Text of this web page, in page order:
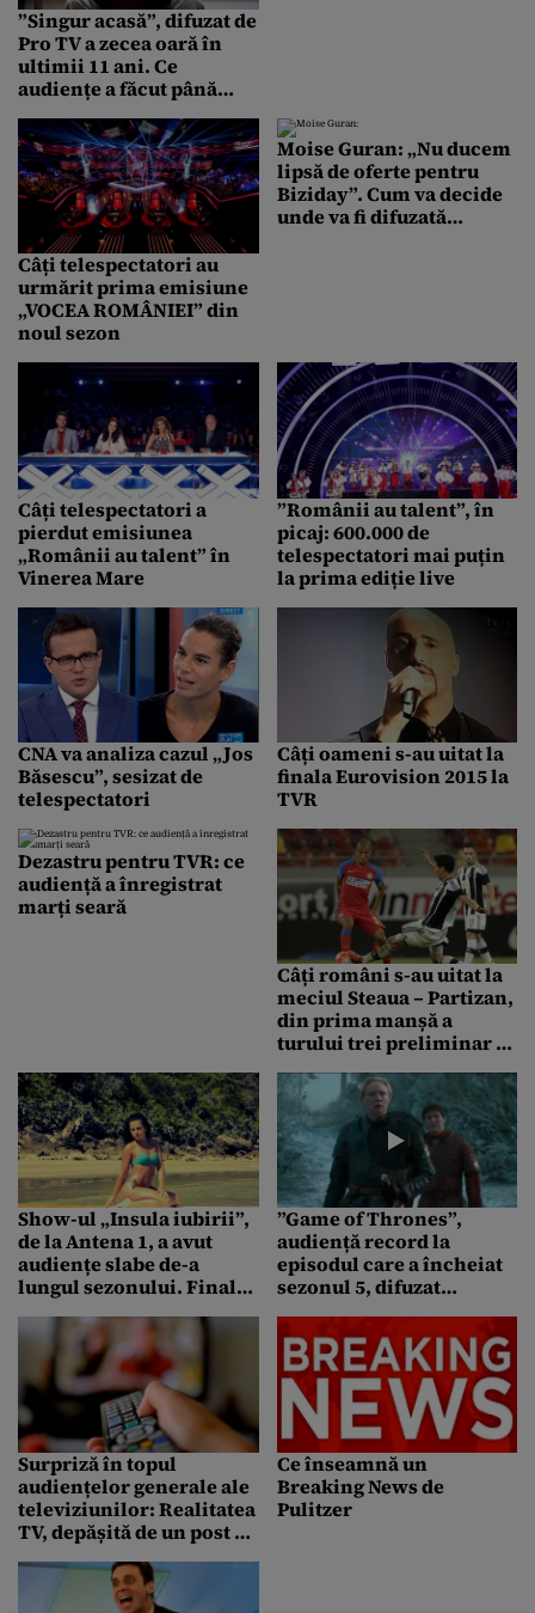
”Singur acasă”, difuzat de
Pro TV a zecea oară în
ultimii 11 ani. Ce
audiențe a făcut până
Câți telespectatori au
urmărit prima emisiune
„VOCEA ROMÂNIEI” din
noul sezon
Moise Guran: „Nu ducem
lipsă de oferte pentru
Biziday”. Cum va decide
unde va fi difuzată
Câți telespectatori a
pierdut emisiunea
„Românii au talent” în
Vinerea Mare
”Românii au talent”, în
picaj: 600.000 de
telespectatori mai puțin
la prima ediție live
CNA va analiza cazul „Jos
Băsescu”, sesizat de
telespectatori
Câți oameni s-au uitat la
finala Eurovision 2015 la
TVR
Dezastru pentru TVR: ce
audiență a înregistrat
marți seară
Câți români s-au uitat la
meciul Steaua – Partizan,
din prima manșă a
turului trei preliminar al
Show-ul „Insula iubirii”,
de la Antena 1, a avut
audiențe slabe de-a
lungul sezonului. Finala,
fost locul întâi, doar pe
un target
”Game of Thrones”,
audiență record la
episodul care a încheiat
sezonul 5, difuzat
Surpriză în topul
audiențelor generale ale
televiziunilor: Realitatea
TV, depășită de un post de
Ce înseamnă un
Breaking News de
Pulitzer